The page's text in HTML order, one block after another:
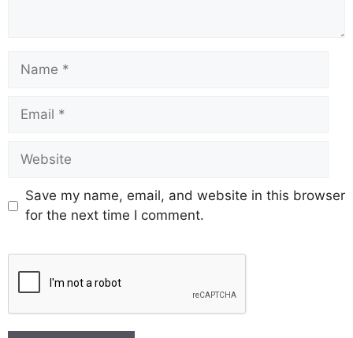
Save my name, email, and website in this browser
for the next time I comment.